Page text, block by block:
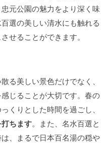
元公園の魅力をより深く味
選の美しい清水にも触れる
せることができます。
る美しい景色だけでなく、
じることが大切です。春の
くりとした時間を過ごし、
ちます。また、名水百選と
、まるで日本百名湯の穏や